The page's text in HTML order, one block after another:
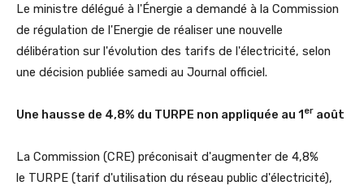
Le ministre délégué à l'Énergie a demandé à la Commission
de régulation de l'Energie de réaliser une nouvelle
délibération sur l'évolution des tarifs de l'électricité, selon
une décision publiée samedi au Journal officiel.
Une hausse de 4,8% du TURPE non appliquée au 1er août
La Commission (CRE) préconisait d'augmenter de 4,8%
le TURPE (tarif d'utilisation du réseau public d'électricité),